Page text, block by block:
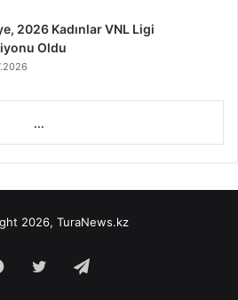
2026 Kadınlar VNL Ligi
Oldu
...
2026, TuraNews.kz
Facebook
Twitter